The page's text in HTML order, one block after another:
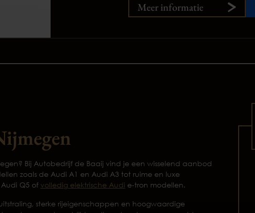
Meer informatie
Bij Autobedrijf de Baaij vind je een wisselend aanbod
zoals de Audi A1 en Audi A3 tot ruime en luxe
Q5 of volledig elektrische Audi e-tron modellen.
sterke rijeigenschappen en hoogwaardige